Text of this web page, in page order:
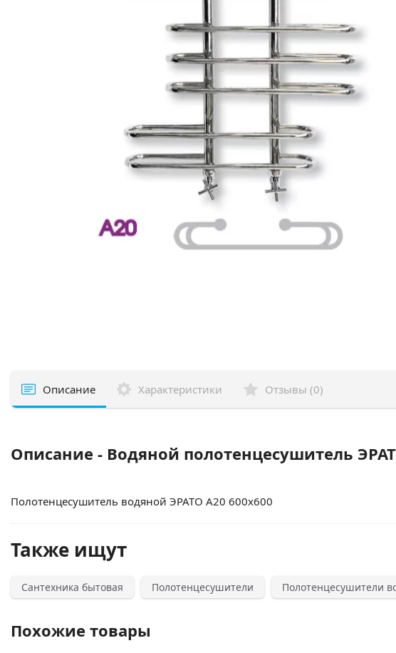
Описание Характеристики Отзывы (0)
Описание - Водяной полотенцесушитель
Полотенцесушитель водяной ЭРАТО А20 600x600
Также ищут
Сантехника бытовая Полотенцесушители Полотенцесушители
Похожие товары